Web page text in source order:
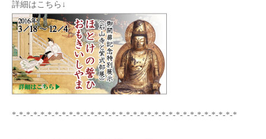
詳細はこちら↓
*-*-*-*-*-*-*-*-*-*-*-*-*-*-*-*-*-*-*-*-*-*-*-*-*-*-*-*-*-*-*-*